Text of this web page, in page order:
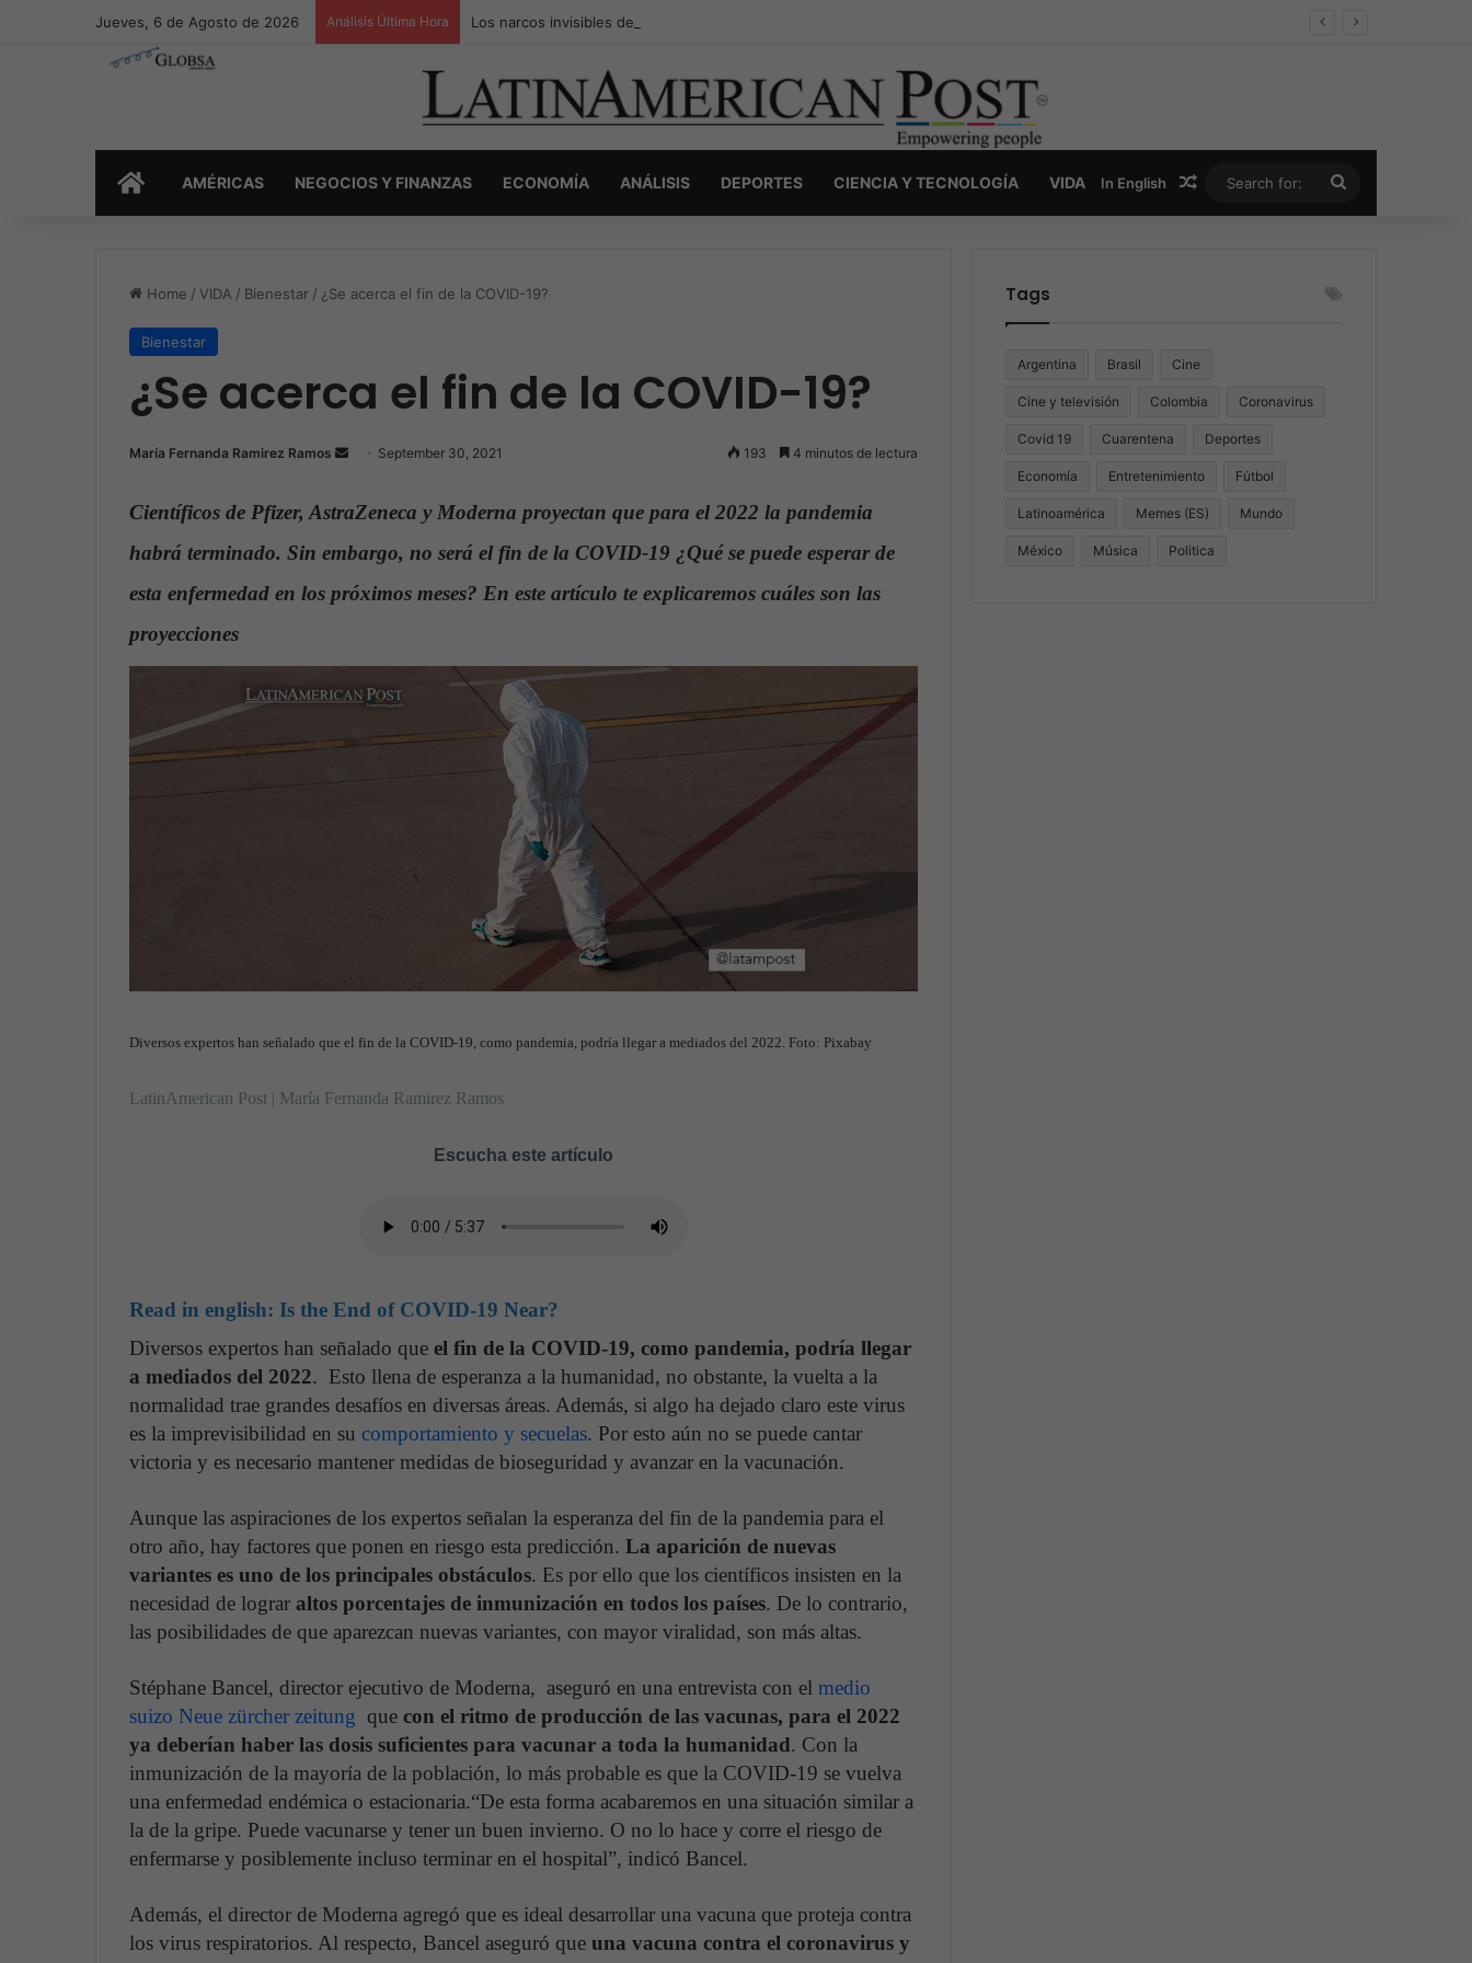
Jueves, 6 de Agosto de 2026 Análisis Última Hora Los narcos invisibles de Colombia: la guerra secreta por la verdad, el poder y la nueva economía de la droga
INICIOAMÉRICAS NEGOCIOS Y FINANZAS ECONOMÍA ANÁLISIS DEPORTES CIENCIA Y TECNOLOGÍA VIDA In English Random Article
for:
Home / VIDA / Bienestar / ¿Se acerca el fin de la COVID-19?
Bienestar
¿Se acerca el fin de la COVID-19?
María Fernanda Ramirez Ramos
n
a
n
a
i
September 30, 2021 193 4 minutos de lectura
Científicos de Pfizer, AstraZeneca y Moderna proyectan que para el 2022 la pandemia
habrá terminado. Sin embargo, no será el fin de la COVID-19 ¿Qué se puede esperar de
esta enfermedad en los próximos meses? En este artículo te explicaremos cuáles son las
proyecciones
Diversos expertos han señalado que el fin de la COVID-19, como pandemia, podría llegar a mediados del 2022. Foto: Pixabay
LatinAmerican Post | María Fernanda Ramirez Ramos
Escucha este artículo
Read in english: Is the End of COVID-19 Near?
Diversos expertos han señalado que el fin de la COVID-19, como pandemia, podría llegar
a mediados del 2022. Esto llena de esperanza a la humanidad, no obstante, la vuelta a la
normalidad trae grandes desafíos en diversas áreas. Además, si algo ha dejado claro este virus
es la imprevisibilidad en su comportamiento y secuelas. Por esto aún no se puede cantar
victoria y es necesario mantener medidas de bioseguridad y avanzar en la vacunación.
Aunque las aspiraciones de los expertos señalan la esperanza del fin de la pandemia para el
otro año, hay factores que ponen en riesgo esta predicción. La aparición de nuevas
variantes es uno de los principales obstáculos. Es por ello que los científicos insisten en la
necesidad de lograr altos porcentajes de inmunización en todos los países. De lo contrario,
las posibilidades de que aparezcan nuevas variantes, con mayor viralidad, son más altas.
Stéphane Bancel, director ejecutivo de Moderna, aseguró en una entrevista con el medio
suizo Neue zürcher zeitung que con el ritmo de producción de las vacunas, para el 2022
ya deberían haber las dosis suficientes para vacunar a toda la humanidad. Con la
inmunización de la mayoría de la población, lo más probable es que la COVID-19 se vuelva
una enfermedad endémica o estacionaria.“De esta forma acabaremos en una situación similar a
la de la gripe. Puede vacunarse y tener un buen invierno. O no lo hace y corre el riesgo de
enfermarse y posiblemente incluso terminar en el hospital”, indicó Bancel.
Además, el director de Moderna agregó que es ideal desarrollar una vacuna que proteja contra
los virus respiratorios. Al respecto, Bancel aseguró que una vacuna contra el coronavirus y
Tags
Argentina Brasil Cine
Cine y televisión Colombia Coronavirus
Covid 19 Cuarentena Deportes
Economía Entretenimiento Fútbol
Latinoamérica Memes (ES) Mundo
México Música Politica